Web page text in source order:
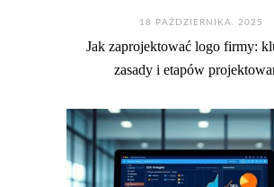
18 PAŹDZIERNIKA. 2025
Jak zaprojektować logo firmy:
zasady i etapów